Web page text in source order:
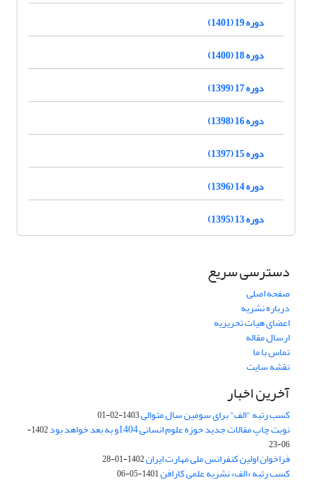
دوره 19 (1401)
دوره 18 (1400)
دوره 17 (1399)
دوره 16 (1398)
دوره 15 (1397)
دوره 14 (1396)
دوره 13 (1395)
دسترسی سریع
صفحه اصلی
درباره نشریه
اعضای هیات تحریریه
ارسال مقاله
تماس با ما
نقشه سایت
آخرین اخبار
کسب رتبه "الف" برای سومین سال متوالی1403-02-01
نوبت چاپ مقالات جدید حوزه علوم انسانی 1404و به بعد خواهد بود
1402-
06-23
فراخوان اولین کنفرانس ملی مهارت ایران1402-01-28
کسب رتبه «الف» نشریه علمی کارافن1401-05-06